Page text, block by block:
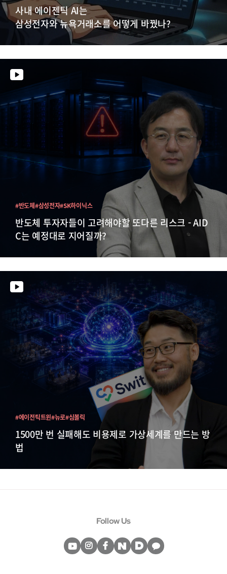
사내 에이젠틱 AI는
삼성전자와 뉴욕거래소를 어떻게 바꿨나?
반도체 투자자들이 고려해야할 또다른 리스크 - AID
C는 예정대로 지어질까?
#반도체#삼성전자#SK하이닉스
1500만 번 실패해도 비용제로 가상세계를 만드는 방
법
#에이전틱트윈#뉴로#심볼릭
Follow Us